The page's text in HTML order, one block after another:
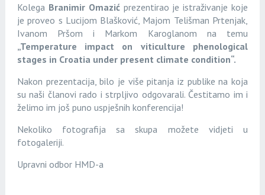
Kolega Branimir Omazićprezentirao jeistraživanje koje
je proveo s Lucijom Blašković, Majom Telišman Prtenjak,
Ivanom Pršom i Markom Karoglanom na temu
„Temperature impact on viticulture phenological
stages in Croatia under present climate condition“.
Nakon prezentacija, bilo je više pitanja iz publike na koja
su naši članovi rado i strpljivo odgovarali. Čestitamo im i
želimo im još puno uspješnih konferencija!
Nekoliko fotografija sa skupa možete vidjeti u
fotogaleriji.
Upravni odbor HMD-a